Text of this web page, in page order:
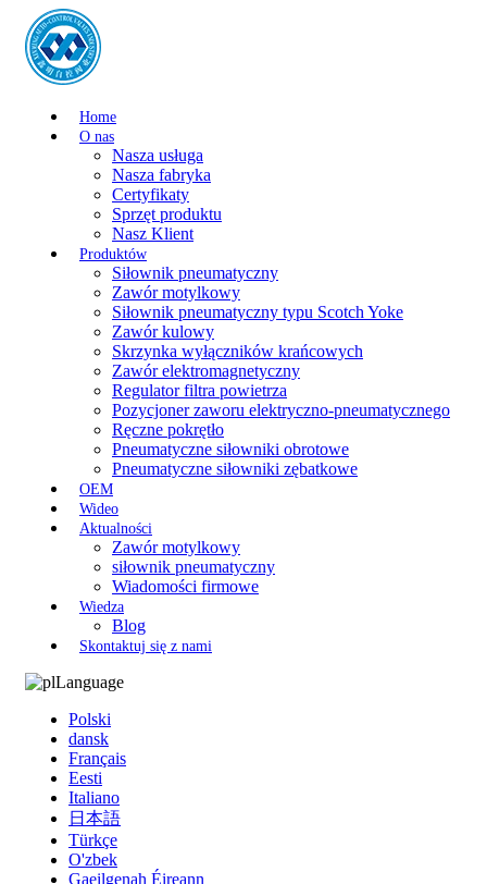
Home
O nas
Nasza usługa
Nasza fabryka
Certyfikaty
Sprzęt produktu
Nasz Klient
Produktów
Siłownik pneumatyczny
Zawór motylkowy
Siłownik pneumatyczny typu Scotch Yoke
Zawór kulowy
Skrzynka wyłączników krańcowych
Zawór elektromagnetyczny
Regulator filtra powietrza
Pozycjoner zaworu elektryczno-pneumatycznego
Ręczne pokrętło
Pneumatyczne siłowniki obrotowe
Pneumatyczne siłowniki zębatkowe
OEM
Wideo
Aktualności
Zawór motylkowy
siłownik pneumatyczny
Wiadomości firmowe
Wiedza
Blog
Skontaktuj się z nami
Language
Polski
dansk
Français
Eesti
Italiano
日本語
Türkçe
O'zbek
Gaeilgenah Éireann